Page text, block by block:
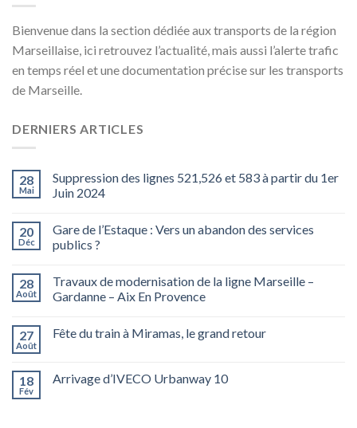
Bienvenue dans la section dédiée aux transports de la région
Marseillaise, ici retrouvez l’actualité, mais aussi l’alerte trafic
en temps réel et une documentation précise sur les transports
de Marseille.
DERNIERS ARTICLES
28
Mai
Suppression des lignes 521,526 et 583 à partir du 1er
Juin 2024
20
Déc
Gare de l’Estaque : Vers un abandon des services
publics ?
28
Août
Travaux de modernisation de la ligne Marseille –
Gardanne – Aix En Provence
27
Août
Fête du train à Miramas, le grand retour
18
Fév
Arrivage d’IVECO Urbanway 10